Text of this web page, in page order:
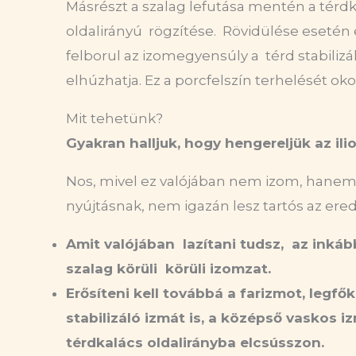
Másrészt a szalag lefutása mentén a
oldalirányú rögzítése. Rövidülése
felborul az izomegyensúly a térd
elhúzhatja. Ez a porcfelszín terhelését
Mit tehetünk?
Gyakran halljuk, hogy hengereljük az
Nos, mivel ez valójában nem izom,
nyújtásnak, nem igazán lesz tartós az
Amit valójában lazítani tudsz, az
szalag körüli körüli izomzat.
Erősíteni kell továbbá a farizmot,
stabilizáló izmát is, a középső vaskos
térdkalács oldalirányba elcsússzon.